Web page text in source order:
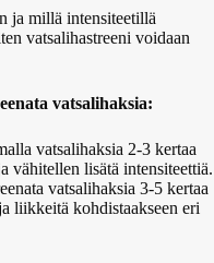
ja millä intensiteetillä
vatsalihastreeni voidaan
vatsalihaksia:
vatsalihaksia 2-3 kertaa
vähitellen lisätä intensiteettiä.
vatsalihaksia 3-5 kertaa
liikkeitä kohdistaakseen eri